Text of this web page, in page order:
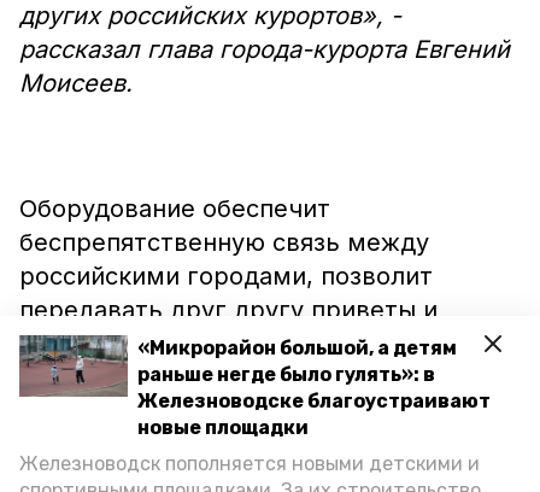
«Микрорайон большой, а детям
раньше негде было гулять»: в
Железноводске благоустраивают
новые площадки
Железноводск пополняется новыми детскими и
других российских курортов», -
рассказал глава города-курорта Евгений
Моисеев.
Оборудование обеспечит
беспрепятственную связь между
российскими городами, позволит
передавать друг другу приветы и
пожелания, записывать интервью и
поздравлять с праздниками, добавил
Сейчас обсуждаются нюансы с